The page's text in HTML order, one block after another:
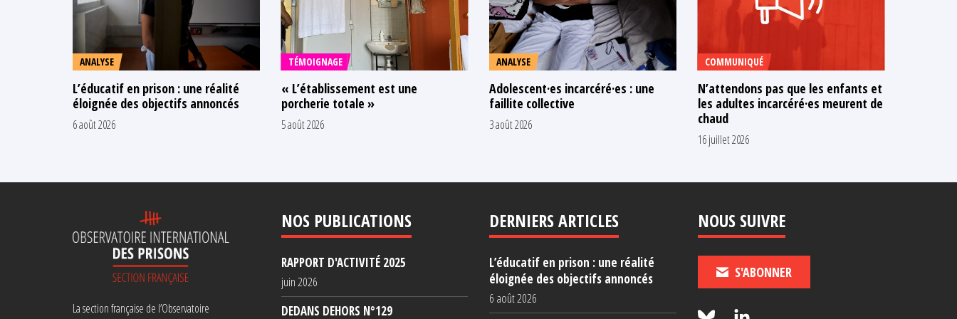
ANALYSE
L’éducatif en prison : une réalité
éloignée des objectifs annoncés
6 août 2026
TÉMOIGNAGE
« L’établissement est une
porcherie totale »
5 août 2026
ANALYSE
Adolescent·es incarcéré·es : une
faillite collective
3 août 2026
COMMUNIQUÉ
N’attendons pas que les enfants et
les adultes incarcéré·es meurent de
chaud
16 juillet 2026
La section française de l’Observatoire
NOS PUBLICATIONS
RAPPORT D'ACTIVITÉ 2025
juin 2026
DEDANS DEHORS N°129
DERNIERS ARTICLES
L’éducatif en prison : une réalité
éloignée des objectifs annoncés
6 août 2026
NOUS SUIVRE
S'ABONNER